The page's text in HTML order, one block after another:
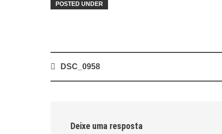
POSTED UNDER
PostDSC_0958
Deixe uma resposta